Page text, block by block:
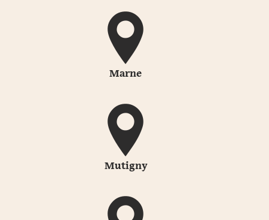
Marne
Mutigny